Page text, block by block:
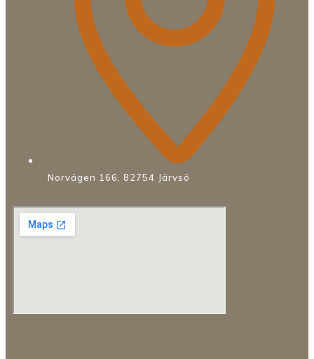
Norvägen 166, 82754 Järvsö